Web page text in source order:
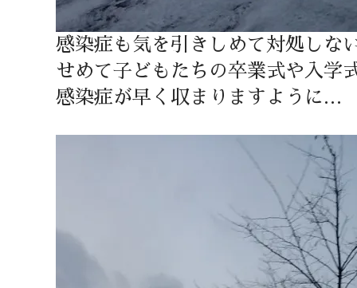
感染症も気を引きしめて対処しな
せめて子どもたちの卒業式や入学
感染症が早く収まりますように…